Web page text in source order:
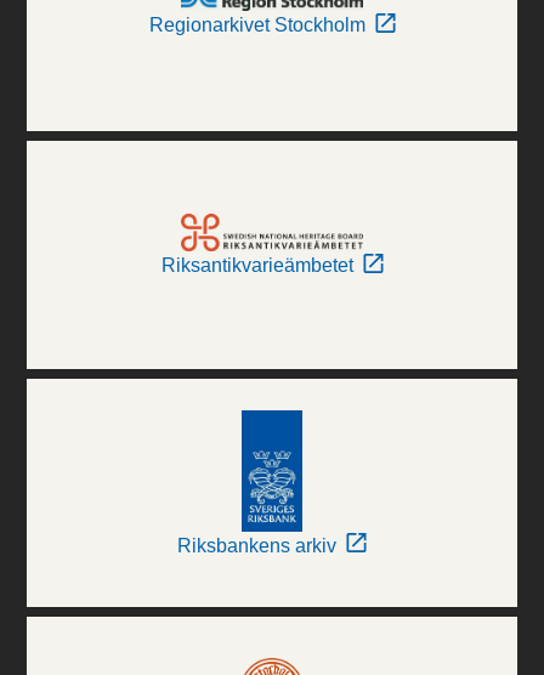
Regionarkivet Stockholm
Riksantikvarieämbetet
Riksbankens arkiv